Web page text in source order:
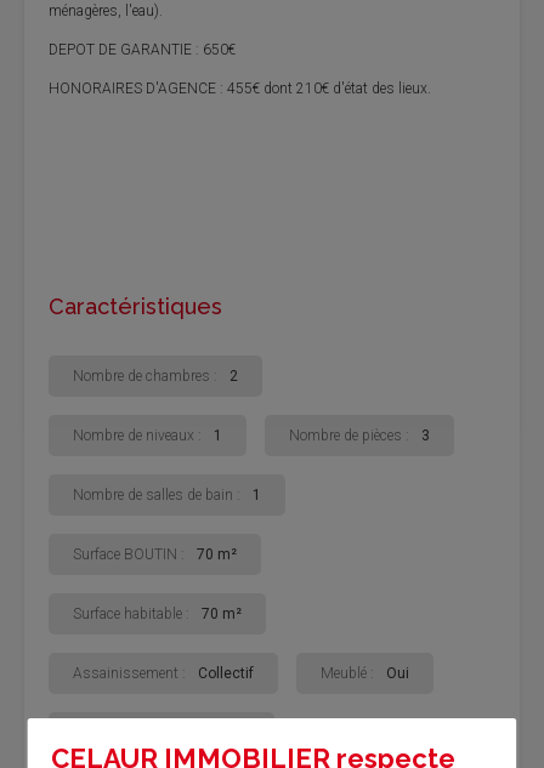
ménagères, l'eau).
DEPOT DE GARANTIE : 650€
HONORAIRES D'AGENCE : 455€ dont 210€ d'état des lieux.
Caractéristiques
Nombre de chambres : 2
Nombre de niveaux : 1 Nombre de pièces : 3
Nombre de salles de bain : 1
Surface BOUTIN : 70 m²
Surface habitable : 70 m²
Assainissement : Collectif Meublé : Oui
CELAUR IMMOBILIER respecte